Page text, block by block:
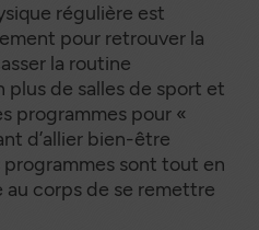
régulière est
pour retrouver la
la routine
plus de salles de sport et
programmes pour «
d’allier bien-être
sont tout en
corps de se remettre